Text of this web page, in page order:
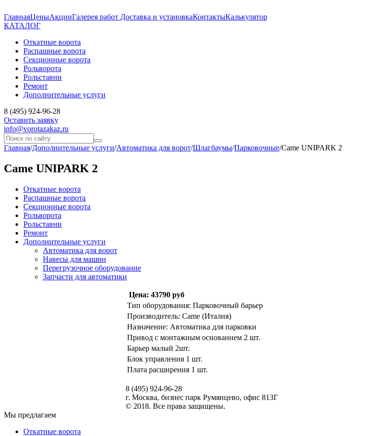
ГлавнаяЦеныАкцииГалерея работ Доставка и установкаКонтактыКалькулятор
КАТАЛОГ
Откатные ворота
Распашные ворота
Секционные ворота
Рольворота
Рольставни
Ремонт
Дополнительные услуги
8 (495) 924-96-28
Оставить заявку
info@vorotazakaz.ru
Главная/Дополнительные услуги/Автоматика для ворот/Шлагбаумы/Парковочные/Came UNIPARK 2
Came UNIPARK 2
Откатные ворота
Распашные ворота
Секционные ворота
Рольворота
Рольставни
Ремонт
Дополнительные услуги
Автоматика для ворот
Навесы для машин
Перегрузочное оборудование
Запчасти для автоматики
Цена: 43790 руб
Тип оборудования: Парковочный барьер
Производитель: Came (Италия)
Назначение: Автоматика для парковки
Привод с монтажным основанием 2 шт.
Барьер малый 2шт.
Блок управления 1 шт.
Плата расширения 1 шт.
8 (495) 924-96-28
г. Москва, бизнес парк Румянцево, офис 813Г
© 2018. Все права защищены.
Мы предлагаем
Откатные ворота